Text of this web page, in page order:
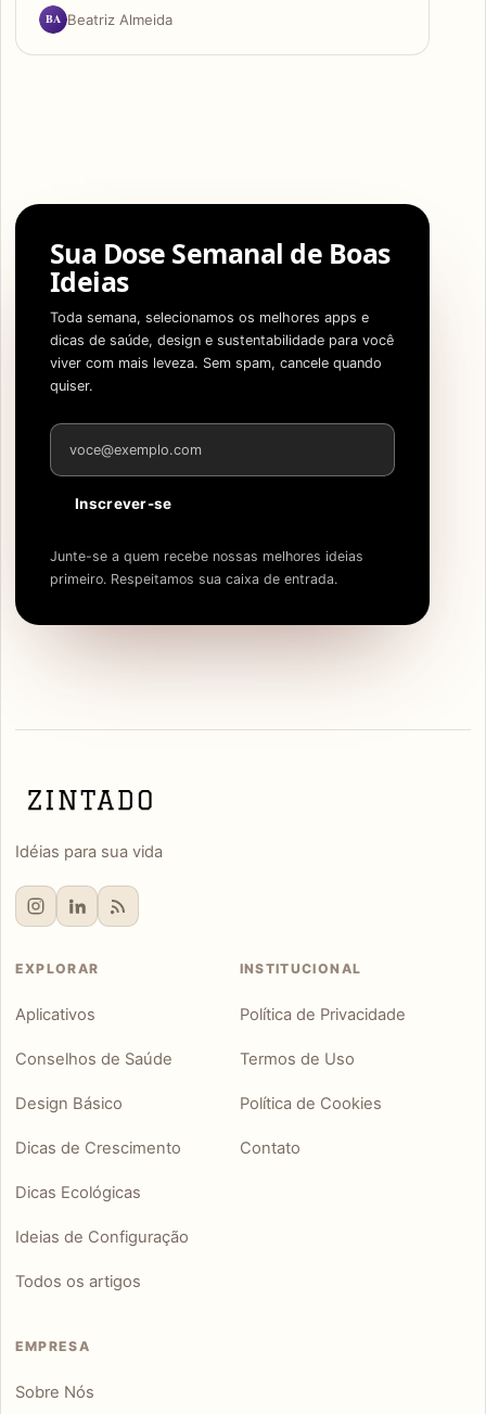
BA Beatriz Almeida
Sua Dose Semanal de Boas
Ideias
Toda semana, selecionamos os melhores apps e
dicas de saúde, design e sustentabilidade para você
viver com mais leveza. Sem spam, cancele quando
quiser.
Endereço de e-mail
Inscrever-se
Junte-se a quem recebe nossas melhores ideias
primeiro. Respeitamos sua caixa de entrada.
Idéias para sua vida
EXPLORAR
Aplicativos
Conselhos de Saúde
Design Básico
Dicas de Crescimento
Dicas Ecológicas
Ideias de Configuração
Todos os artigos
INSTITUCIONAL
Política de Privacidade
Termos de Uso
Política de Cookies
Contato
EMPRESA
Sobre Nós